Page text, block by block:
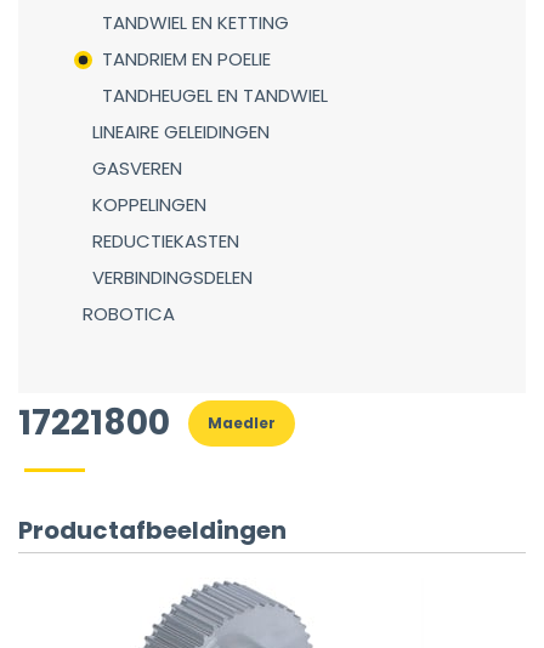
TANDWIEL EN KETTING
TANDRIEM EN POELIE
TANDHEUGEL EN TANDWIEL
LINEAIRE GELEIDINGEN
GASVEREN
KOPPELINGEN
REDUCTIEKASTEN
VERBINDINGSDELEN
ROBOTICA
17221800 Maedler
Productafbeeldingen